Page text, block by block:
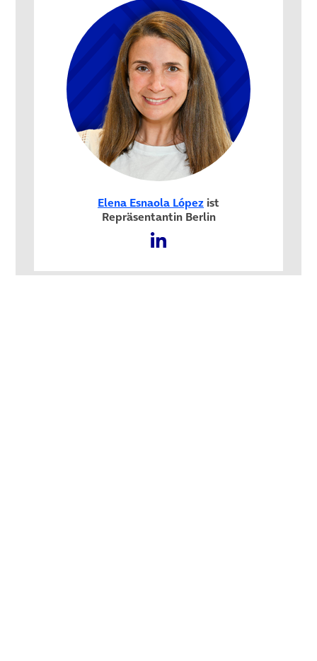
Elena Esnaola López ist
Repräsentantin Berlin